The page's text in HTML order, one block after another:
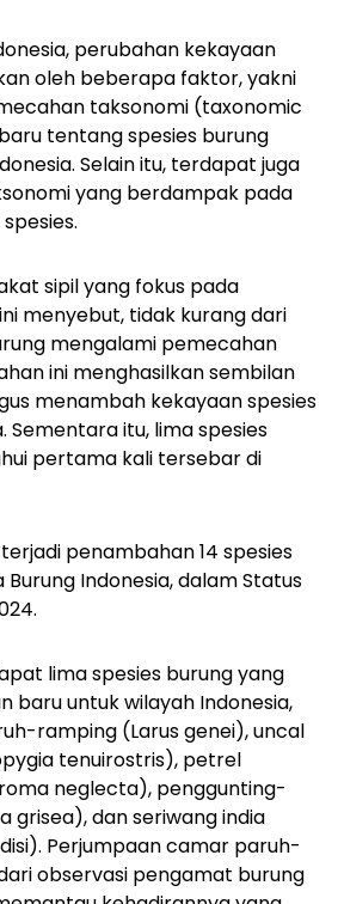
perubahan kekayaan
oleh beberapa faktor, yakni
taksonomi (taxonomic
tentang spesies burung
Selain itu, terdapat juga
yang berdampak pada
sipil yang fokus pada
menyebut, tidak kurang dari
mengalami pemecahan
ini menghasilkan sembilan
menambah kekayaan spesies
Sementara itu, lima spesies
pertama kali tersebar di
penambahan 14 spesies
Indonesia, dalam Status
lima spesies burung yang
baru untuk wilayah Indonesia,
ramping (Larus genei), uncal
tenuirostris), petrel
neglecta), penggunting-
grisea), dan seriwang india
). Perjumpaan camar paruh-
observasi pengamat burung